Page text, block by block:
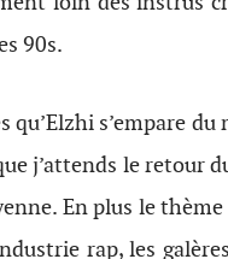
90s.
s’empare du
j’attends le retour
En plus le thème
rap, les